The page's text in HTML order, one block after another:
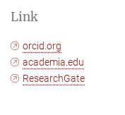
Link
orcid.org
academia.edu
ResearchGate